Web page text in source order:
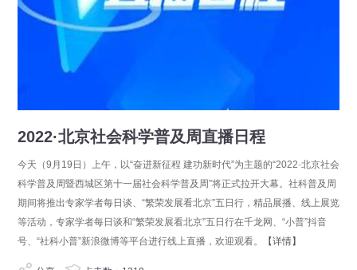
2022·北京社会科学普及周直播日程
今天（9月19日）上午，以“奋进新征程 建功新时代”为主题的“2022·北京社会
科学普及周暨西城区第十一届社会科学普及周”将正式拉开大幕。社科普及周
期间将推出专家学者每日谈、“繁荣发展看北京”五日行，精品展播、线上展览
等活动，专家学者每日谈和“繁荣发展看北京”五日行在千龙网、“小普”抖音
号、“社科小普”新浪微博等平台进行线上直播，欢迎观看。
【详情】